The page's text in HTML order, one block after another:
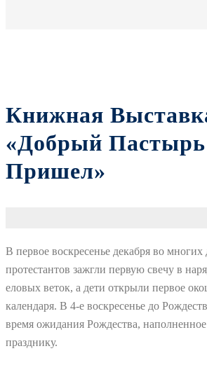
Книжная
«Добрый
Пришел»
В первое воскресенье декабря во многих
протестантов зажгли первую свечу в
еловых веток, а дети открыли первое
календаря. В 4-е воскресенье до
время ожидания Рождества,
празднику.